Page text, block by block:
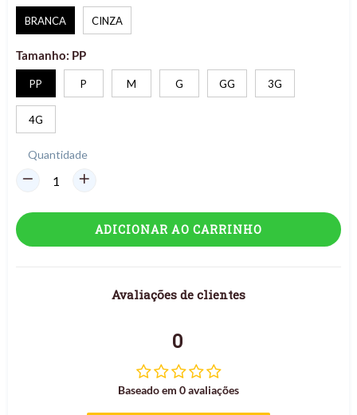
BRANCA CINZA
Tamanho: PP
PP P M G GG 3G
4G
Quantidade
ADICIONAR AO CARRINHO
Avaliações de clientes
0
Baseado em 0 avaliações